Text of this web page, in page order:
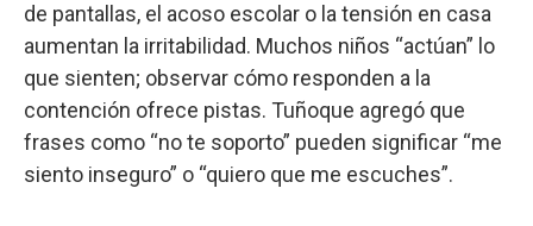
de pantallas, el acoso escolar o la tensión en casa
aumentan la irritabilidad. Muchos niños “actúan” lo
que sienten; observar cómo responden a la
contención ofrece pistas. Tuñoque agregó que
frases como “no te soporto” pueden significar “me
siento inseguro” o “quiero que me escuches”.